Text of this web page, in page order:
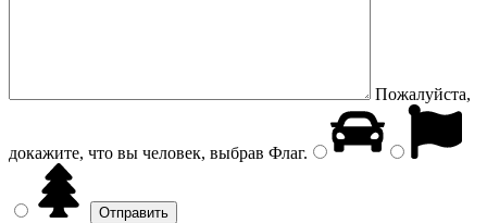
Пожалуйста,
докажите, что вы человек, выбрав Флаг.